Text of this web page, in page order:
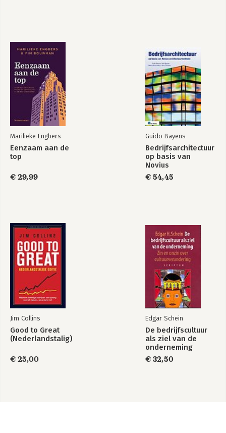
Marilieke Engbers
Eenzaam aan de
top
€ 29,99
Guido Bayens
Bedrijfsarchitectuur
op basis van
Novius
€ 54,45
Jim Collins
Good to Great
(Nederlandstalig)
€ 25,00
Edgar Schein
De bedrijfscultuur
als ziel van de
onderneming
€ 32,50